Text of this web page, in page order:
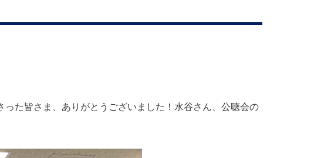
た皆さま、ありがとうございました！水谷さん、公聴会の